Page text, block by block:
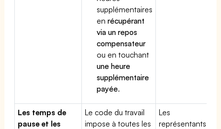
supplémentaires
enrécupérant
via un repos
compensateur
ou en touchant
une heure
supplémentaire
payée.
Les temps de
pause et les
Le code du travail
impose à toutes les
Les
représentants